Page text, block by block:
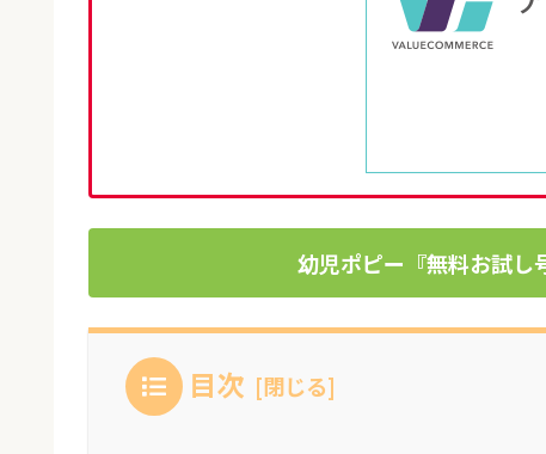
幼児ポピー『無料お試し
目次